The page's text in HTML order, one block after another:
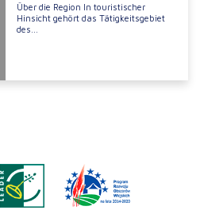
Über die Region In touristischer
Hinsicht gehört das Tätigkeitsgebiet
des...